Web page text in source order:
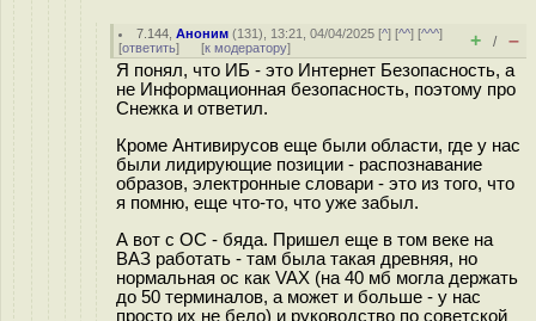
7.144 ,Аноним (131), 13:21, 04/04/2025 [^] [^^] [^^^]
[ответить] [к модератору] + / –
Я понял, что ИБ - это Интернет Безопасность, а
не Информационная безопасность, поэтому про
Снежка и ответил.
Кроме Антивирусов еще были области, где у нас
были лидирующие позиции - распознавание
образов, электронные словари - это из того, что
я помню, еще что-то, что уже забыл.
А вот с ОС - бяда. Пришел еще в том веке на
ВАЗ работать - там была такая древняя, но
нормальная ос как VAX (на 40 мб могла держать
до 50 терминалов, а может и больше - у нас
просто их не бело) и руководство по советской